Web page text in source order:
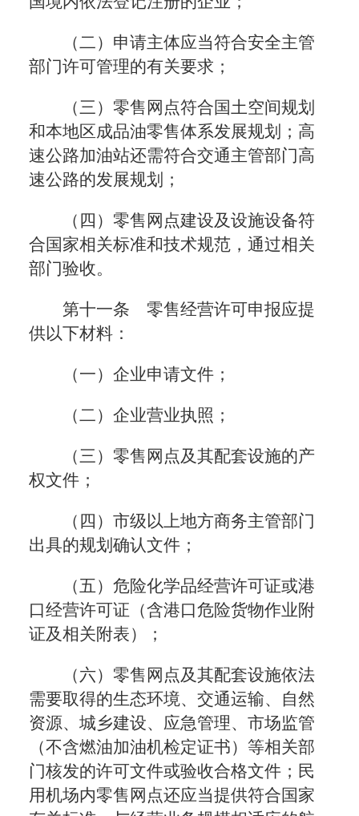
（二）申请主体应当符合安全主管
部门许可管理的有关要求；
（三）零售网点符合国土空间规划
和本地区成品油零售体系发展规划；高
速公路加油站还需符合交通主管部门高
速公路的发展规划；
（四）零售网点建设及设施设备符
合国家相关标准和技术规范，通过相关
部门验收。
第十一条 零售经营许可申报应提
供以下材料：
（一）企业申请文件；
（二）企业营业执照；
（三）零售网点及其配套设施的产
权文件；
（四）市级以上地方商务主管部门
出具的规划确认文件；
（五）危险化学品经营许可证或港
口经营许可证（含港口危险货物作业附
证及相关附表）；
（六）零售网点及其配套设施依法
需要取得的生态环境、交通运输、自然
资源、城乡建设、应急管理、市场监管
（不含燃油加油机检定证书）等相关部
门核发的许可文件或验收合格文件；民
用机场内零售网点还应当提供符合国家